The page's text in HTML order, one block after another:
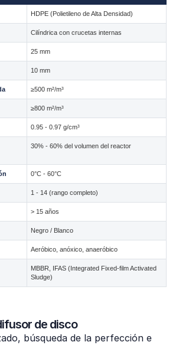
HDPE (Polietileno de Alta Densidad)
Cilíndrica con crucetas internas
25 mm
10 mm
≥500 m²/m³
≥800 m²/m³
0.95 - 0.97 g/cm³
30% - 60% del volumen del reactor
0°C - 60°C
1 - 14 (rango completo)
> 15 años
Negro / Blanco
Aeróbico, anóxico, anaeróbico
MBBR, IFAS (Integrated Fixed-film Activated
Sludge)
de disco
búsqueda de la perfección e